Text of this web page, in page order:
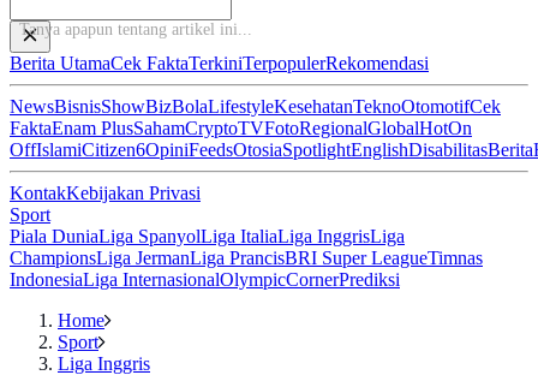
Tanya apapun te
Berita UtamaCek FaktaTerkiniTerpopulerRekomendasi
NewsBisnisShowBizBolaLifestyleKesehatanTeknoOtomotifCek
FaktaEnam PlusSahamCryptoTVFotoRegionalGlobalHotOn
OffIslamiCitizen6OpiniFeedsOtosiaSpotlightEnglishDisabilitasBerita
KontakKebijakan Privasi
Sport
Piala DuniaLiga SpanyolLiga ItaliaLiga InggrisLiga
ChampionsLiga JermanLiga PrancisBRI Super LeagueTimnas
IndonesiaLiga InternasionalOlympicCornerPrediksi
Home
Sport
Liga Inggris